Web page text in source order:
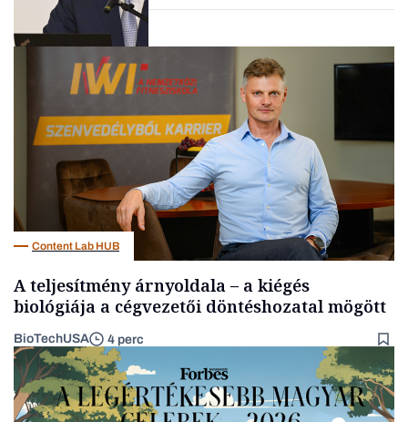
Befektetés
Content Lab HUB
A teljesítmény árnyoldala – a kiégés
biológiája a cégvezetői döntéshozatal mögött
BioTechUSA 4 perc